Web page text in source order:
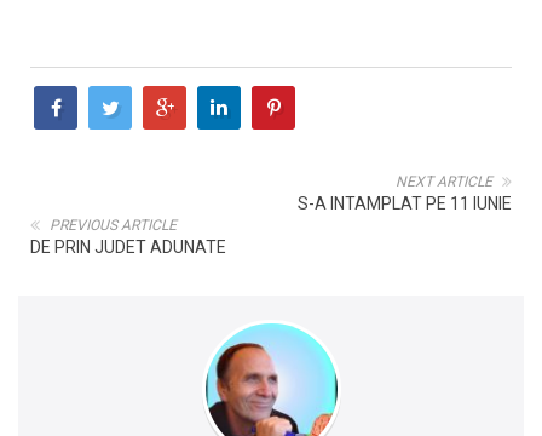
NEXT ARTICLE
S-A INTAMPLAT PE 11 IUNIE
PREVIOUS ARTICLE
DE PRIN JUDET ADUNATE